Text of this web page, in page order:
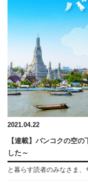
2021.04.22
【連載】バンコクの空
した～
と暮らす読者のみなさま